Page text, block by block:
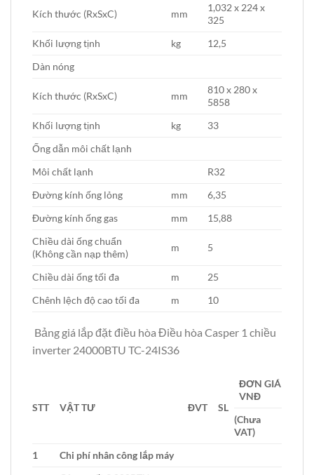
Kích thước (RxSxC) mm
1,032 x 224 x
325
Khối lượng tịnh
kg
12,5
Dàn nóng
Kích thước (RxSxC) mm
810 x 280 x
5858
Khối lượng tịnh
kg
33
Ống dẫn môi chất lạnh
Môi chất lạnh
R32
Đường kính ống lỏng
mm
6,35
Đường kính ống gas
mm
15,88
Chiều dài ống chuẩn
(Không cần nạp thêm)
m 5
Chiều dài ống tối đa m
25
Chênh lệch độ cao tối đa
m 10
Bảng giá lắp đặt điều hòa Điều hòa Casper 1 chiều
inverter 24000BTU TC-24IS36
STT VẬT TƯ ĐVT SL
ĐƠN GIÁ
VNĐ
(Chưa
VAT)
1
Chi phí nhân công lắp máy